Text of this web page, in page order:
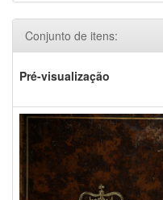
Conjunto de itens:
Pré-visualização